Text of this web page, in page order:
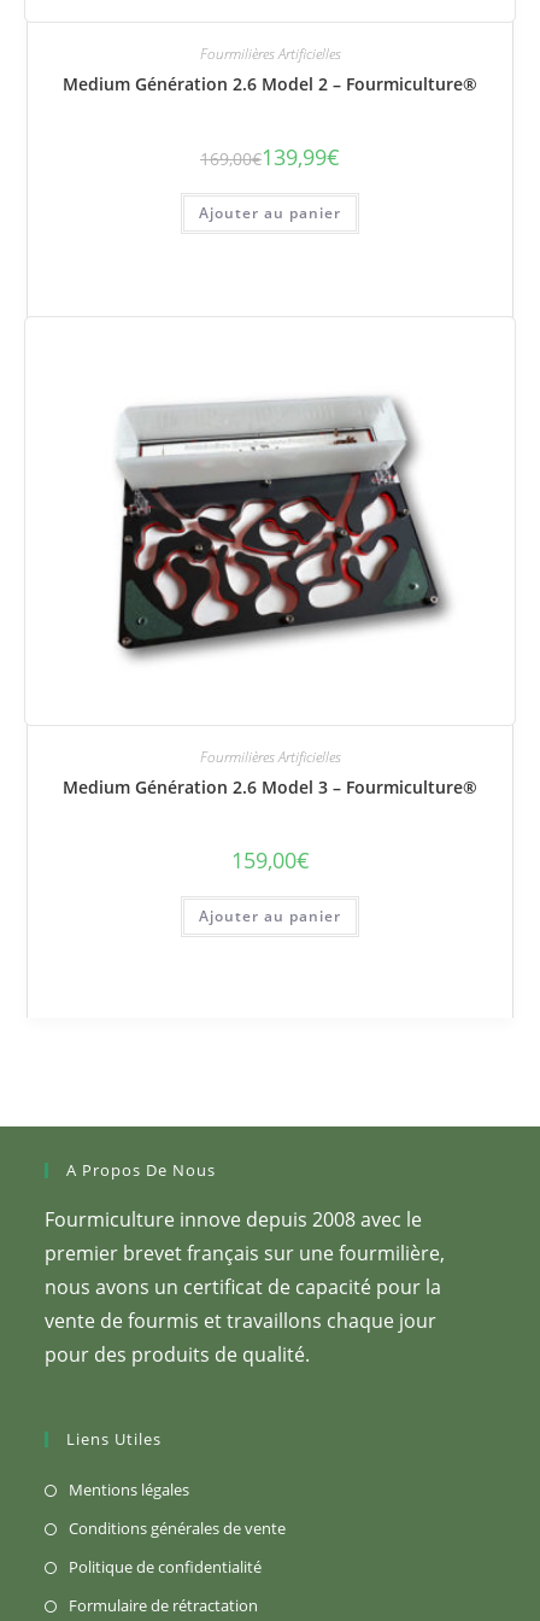
Fourmilières Artificielles
Medium Génération 2.6 Model 2 – Fourmiculture®
169,00€ Le
initial
était :
169,00€.
139,99€
Le
actuel
est :
139,99€.
Ajouter au panier
Fourmilières Artificielles
Medium Génération 2.6 Model 3 – Fourmiculture®
159,00€
Ajouter au panier
A Propos De Nous
Fourmiculture innove depuis 2008 avec le
premier brevet français sur une fourmilière,
nous avons un certificat de capacité pour la
vente de fourmis et travaillons chaque jour
pour des produits de qualité.
Liens Utiles
Mentions légalesS’ouvre
nouvel
onglet
Conditions générales de venteS’ouvre
Politique de confidentialitéS’ouvre
Formulaire de rétractation